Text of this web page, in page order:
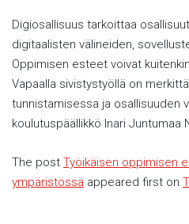
Digiosallisuus tarkoittaa
digitaalisten välineiden,
Oppimisen esteet voivat
Vapaalla sivistystyöllä on
tunnistamisessa ja osallisuuden
koulutuspäällikkö Inari Juntumaa
The post Työikäisen oppimisen
ympäristössä appeared first on